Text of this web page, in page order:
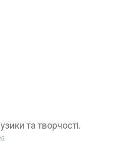
та творчості.